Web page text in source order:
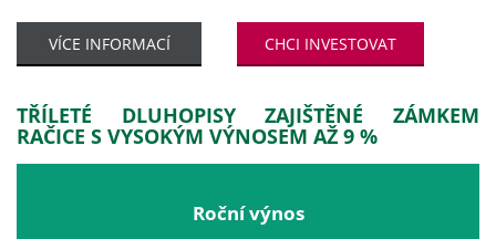
VÍCE INFORMACÍ CHCI INVESTOVAT
TŘÍLETÉ DLUHOPISY ZAJIŠTĚNÉ ZÁMKEM
RAČICE S VYSOKÝM VÝNOSEM AŽ 9 %
Roční výnos